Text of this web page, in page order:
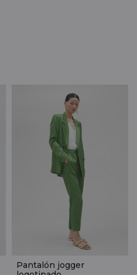
Pantalón jogger